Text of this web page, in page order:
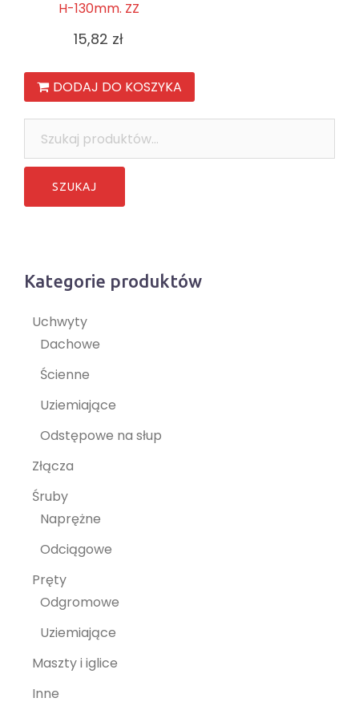
H-130mm. ZZ
15,82 zł
DODAJ DO KOSZYKA
Kategorie produktów
Uchwyty
Dachowe
Ścienne
Uziemiające
Odstępowe na słup
Złącza
Śruby
Naprężne
Odciągowe
Pręty
Odgromowe
Uziemiające
Maszty i iglice
Inne